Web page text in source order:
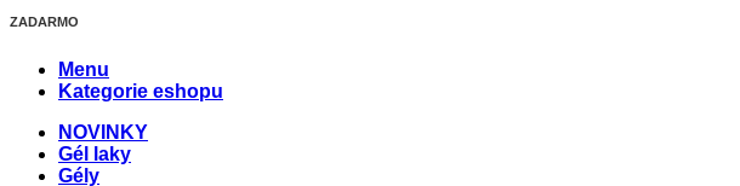
ZADARMO
Menu
Kategorie eshopu
NOVINKY
Gél laky
Gély